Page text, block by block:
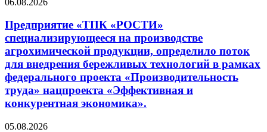
Предприятие «ТПК «РОСТИ»
специализирующееся на производстве
агрохимической продукции, определило поток
для внедрения бережливых технологий в рамках
федерального проекта «Производительность
труда» нацпроекта «Эффективная и
конкурентная экономика».
05.08.2026